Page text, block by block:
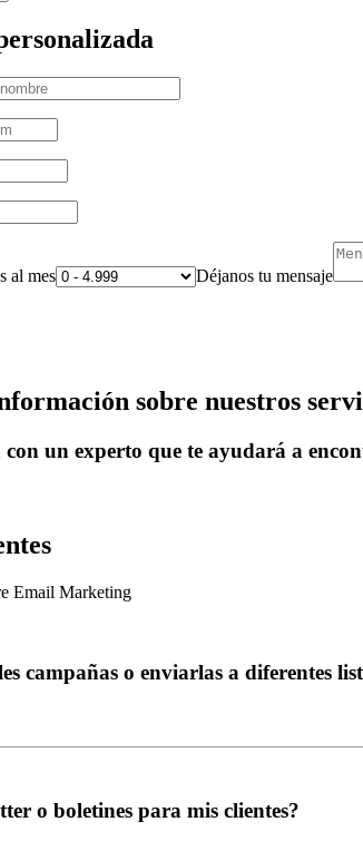
al mes Déjanos tu mensaje
sobre nuestros
con un experto que te ayudará a
Email Marketing
campañas o enviarlas a diferentes
o boletines para mis clientes?